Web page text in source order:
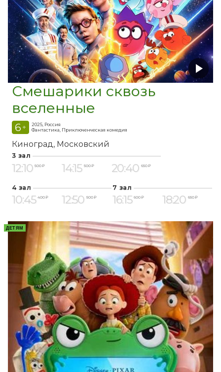
Смешарики сквозь
вселенные
6 +
2025, Россия
Фантастика, Приключенческая комедия
Киноград Московский
3 зал
12:10 500 ₽ 14:15 500 ₽ 20:40 650 ₽
4 зал
10:45 400 ₽ 12:50 500 ₽
7 зал
16:15 600 ₽ 18:20 650 ₽
ДЕТЯМ